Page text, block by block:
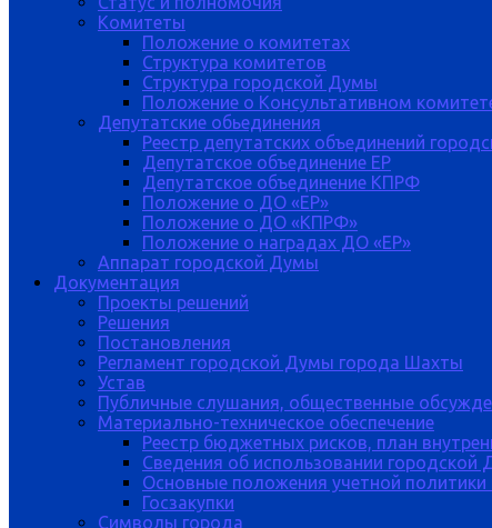
Комитеты
Положение о комитетах
Структура комитетов
Структура городской Думы
Положение о Консультативном
Депутатские обьединения
Реестр депутатских объединений
Депутатское объединение ЕР
Депутатское объединение КПРФ
Положение о ДО «ЕР»
Положение о ДО «КПРФ»
Положение о наградах ДО «ЕР»
Аппарат городской Думы
Документация
Проекты решений
Решения
Постановления
Регламент городской Думы города Шахты
Устав
Публичные слушания, общественные
Материально-техническое обеспечение
Реестр бюджетных рисков, план
Сведения об использовании
Основные положения учетной
Госзакупки
Символы города